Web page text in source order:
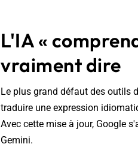
L'IA «
vraiment dire
Le plus grand défaut des outils
traduire une expression
Avec cette mise à jour, Google
Gemini.